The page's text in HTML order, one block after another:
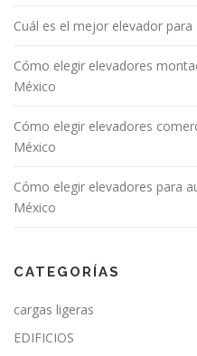
Cuál es el mejor elevador
Cómo elegir elevadores
México
Cómo elegir elevadores
México
Cómo elegir elevadores para
México
CATEGORÍAS
cargas ligeras
EDIFICIOS